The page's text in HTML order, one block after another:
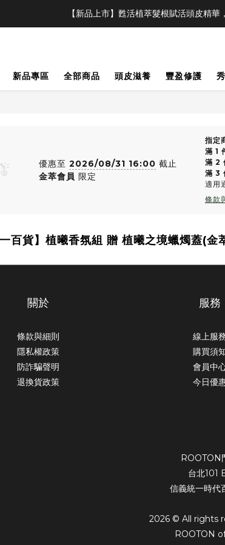
【新品上市】甦活植萃髮根賦活頭皮精
新品專區 全部商品 頭皮滋養 豐盈修護
優惠至 2026/08/31 16:00 截止
金萃會員 限定
指定
滿 1
滿 2
滿 3
適用
條款
一百貨】植曦香氛組 贈 植曦之境蠟燭蓋(金
關於
條款與細則
隱私權政策
防詐騙聲明
退換貨政策
服務
線上服
購買須
會員中
今日優
ROOTON
台北101
信義統一時代
2026 © All rights
ROOTON